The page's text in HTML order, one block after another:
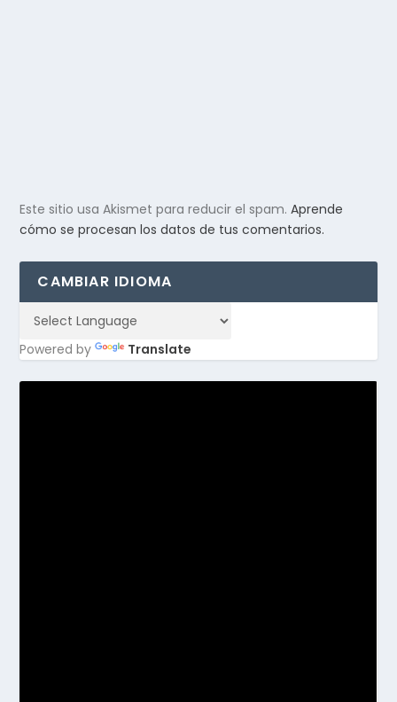
Este sitio usa Akismet para reducir el spam.Aprende
cómo se procesan los datos de tus comentarios.
CAMBIAR IDIOMA
Powered by Translate